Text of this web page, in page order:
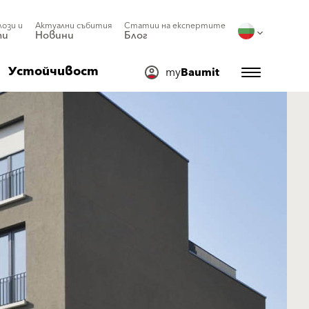
и Актуални събития
Новини
Статии на експертите
Блог
Устойчивост myBaumit